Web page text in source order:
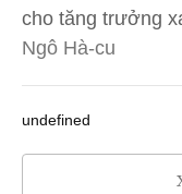
cho tăng trưởng
Ngô Hà-cu
undefined